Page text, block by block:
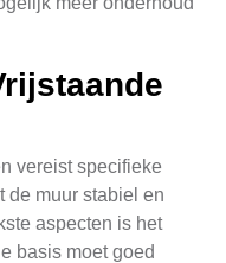
vereist specifieke
de muur stabiel en
aspecten is het
basis moet goed